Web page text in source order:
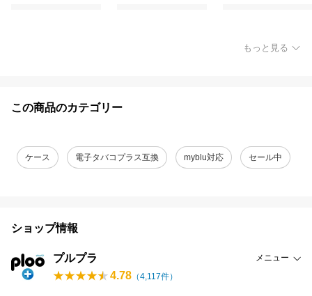
もっと見る
この商品のカテゴリー
ケース 電子タバコプラス互換 myblu対応 セール中
ショップ情報
プルプラ メニュー
4.78 （4,117件）